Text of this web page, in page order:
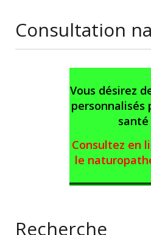
Consultation
Vous désirez
personnalisés
santé
Consultez en
le
Recherche